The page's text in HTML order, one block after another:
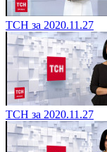
ТСН за 2020.11.27
ТСН за 2020.11.27